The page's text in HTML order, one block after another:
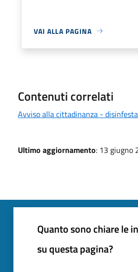
VAI ALLA PAGINA
Contenuti correlati
Avviso alla cittadinanza -
Ultimo aggiornamento: 13 giugno
Quanto sono chiare le
su questa pagina?